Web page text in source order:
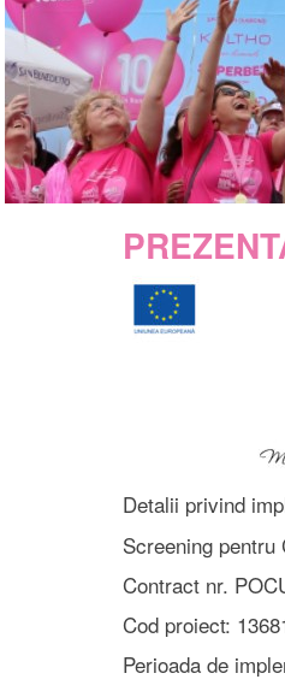
Detalii privind
Screening
Contract nr.
Cod proiect:
Perioada de